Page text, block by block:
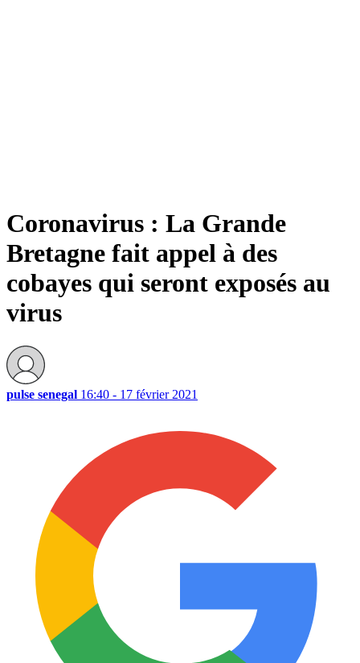
Coronavirus : La Grande
Bretagne fait appel à des
cobayes qui seront exposés au
virus
pulse senegal 16:40 - 17 février 2021